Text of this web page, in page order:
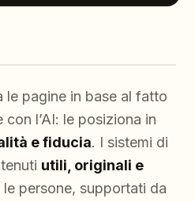
le pagine in base al fatto
l’AI: le posiziona in
e fiducia. I sistemi di
utili, originali e
le persone, supportati da